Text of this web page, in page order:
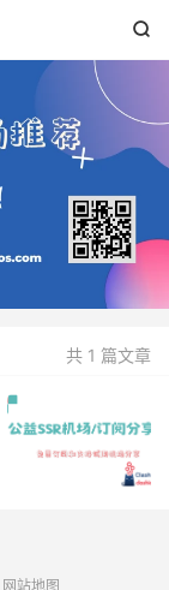

共 1 篇文章
网站地图